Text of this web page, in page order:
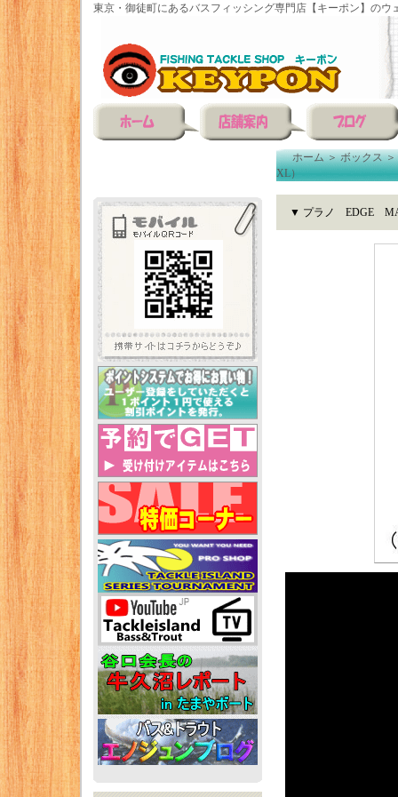
東京・御徒町にあるバスフィッシング専門店【キーポン】のウ
ホーム＞ボックス＞
XL）
▼ プラノ EDGE